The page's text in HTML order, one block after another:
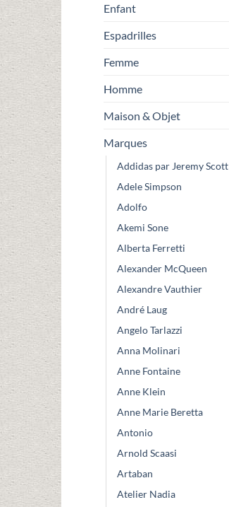
Enfant
Espadrilles
Femme
Homme
Maison & Objet
Marques
Addidas par Jeremy Scott
Adele Simpson
Adolfo
Akemi Sone
Alberta Ferretti
Alexander McQueen
Alexandre Vauthier
André Laug
Angelo Tarlazzi
Anna Molinari
Anne Fontaine
Anne Klein
Anne Marie Beretta
Antonio
Arnold Scaasi
Artaban
Atelier Nadia